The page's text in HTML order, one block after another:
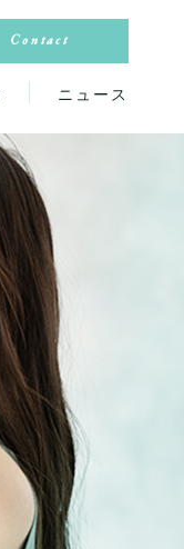
Contact
ニュース